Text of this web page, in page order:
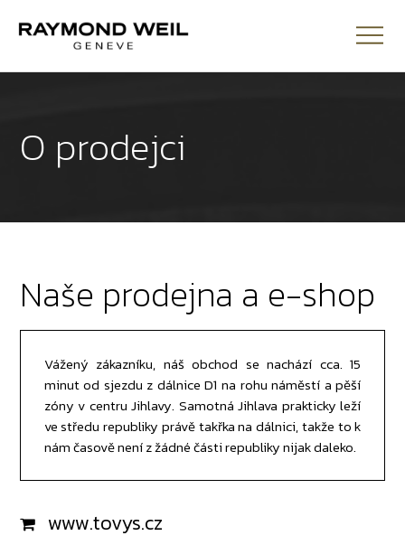
O prodejci
Naše prodejna a e-shop
Vážený zákazníku, náš obchod se nachází cca. 15
minut od sjezdu z dálnice D1 na rohu náměstí a pěší
zóny v centru Jihlavy. Samotná Jihlava prakticky leží
ve středu republiky právě takřka na dálnici, takže to k
nám časově není z žádné části republiky nijak daleko.
www.tovys.cz